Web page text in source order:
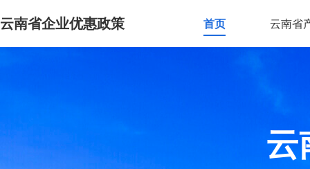
云南省企业优惠政策 首页 云南省
云